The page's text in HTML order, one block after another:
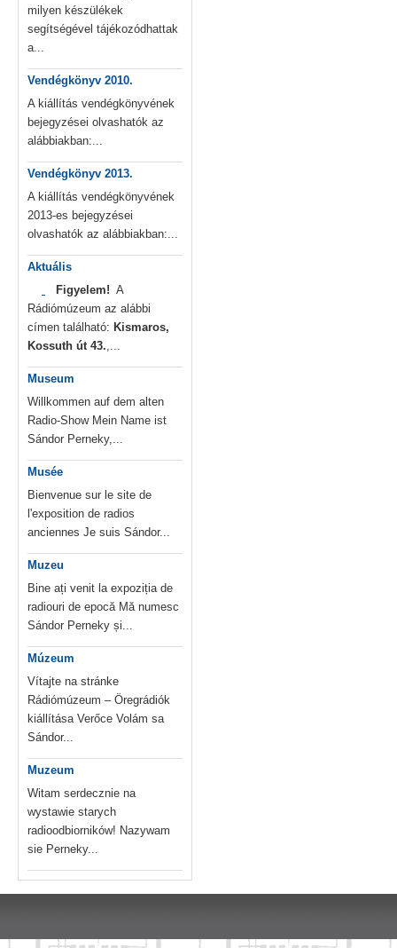
milyen készülékek
segítségével tájékozódhattak
a...
Vendégkönyv 2010.
A kiállítás vendégkönyvének
bejegyzései olvashatók az
alábbiakban:...
Vendégkönyv 2013.
A kiállítás vendégkönyvének
2013-es bejegyzései
olvashatók az alábbiakban:...
Aktuális
Figyelem! A
Rádiómúzeum az alábbi
címen található: Kismaros,
Kossuth út 43.,...
Museum
Willkommen auf dem alten
Radio-Show Mein Name ist
Sándor Perneky,...
Musée
Bienvenue sur le site de
l'exposition de radios
anciennes Je suis Sándor...
Muzeu
Bine ați venit la expoziția de
radiouri de epocă Mă numesc
Sándor Perneky și...
Múzeum
Vítajte na stránke
Rádiómúzeum – Öregrádiók
kiállítása Verőce Volám sa
Sándor...
Muzeum
Witam serdecznie na
wystawie starych
radioodbiorników! Nazywam
sie Perneky...